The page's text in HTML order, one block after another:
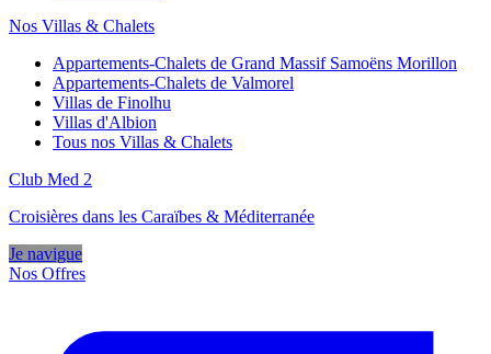
Nos Villas & Chalets
Appartements-Chalets de Grand Massif Samoëns Morillon
Appartements-Chalets de Valmorel
Villas de Finolhu
Villas d'Albion
Tous nos Villas & Chalets
Club Med 2
Croisières dans les Caraïbes & Méditerranée
Je navigue
Nos Offres